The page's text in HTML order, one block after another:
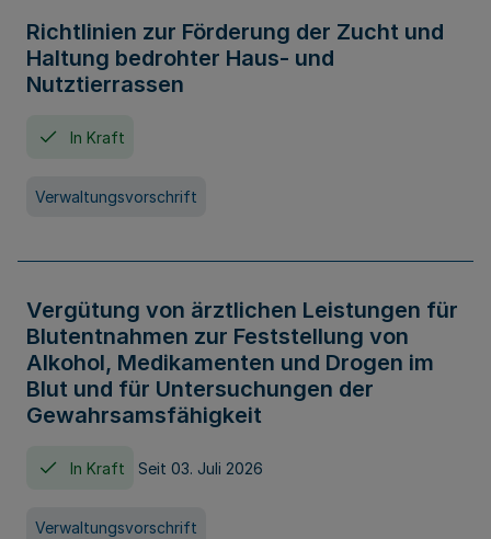
Richtlinien zur Förderung der Zucht und
Haltung bedrohter Haus- und
Nutztierrassen
In Kraft
Verwaltungsvorschrift
Vergütung von ärztlichen Leistungen für
Blutentnahmen zur Feststellung von
Alkohol, Medikamenten und Drogen im
Blut und für Untersuchungen der
Gewahrsamsfähigkeit
In Kraft Seit 03. Juli 2026
Verwaltungsvorschrift